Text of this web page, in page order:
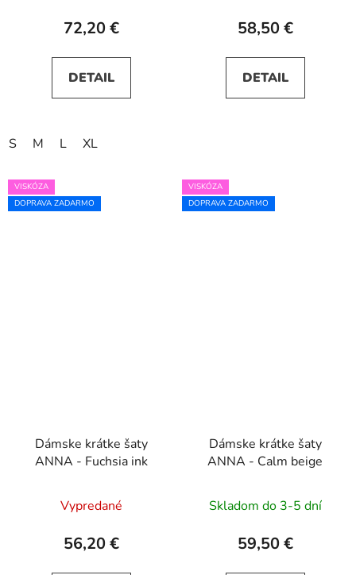
72,20 €
DETAIL
S M L XL
58,50 €
DETAIL
VISKÓZA
DOPRAVA ZADARMO
Dámske krátke šaty
ANNA - Fuchsia ink
Vypredané
56,20 €
VISKÓZA
DOPRAVA ZADARMO
Dámske krátke šaty
ANNA - Calm beige
Skladom do 3-5 dní
59,50 €